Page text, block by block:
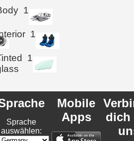
1
1
1
Sprache
auswählen:
Mobile
Apps
dich